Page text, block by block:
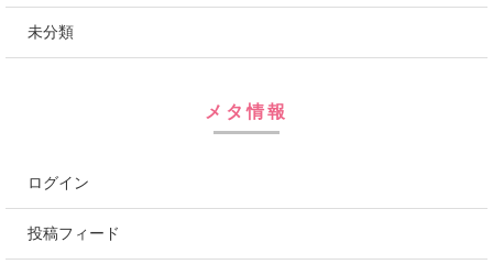
未分類
メタ情報
ログイン
投稿フィード